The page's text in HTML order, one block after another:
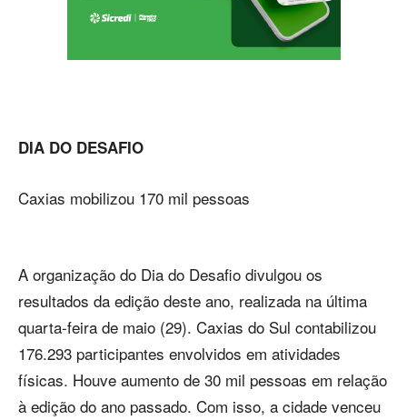
DIA DO DESAFIO
Caxias mobilizou 170 mil pessoas
A organização do Dia do Desafio divulgou os
resultados da edição deste ano, realizada na última
quarta-feira de maio (29). Caxias do Sul contabilizou
176.293 participantes envolvidos em atividades
físicas. Houve aumento de 30 mil pessoas em relação
à edição do ano passado. Com isso, a cidade venceu